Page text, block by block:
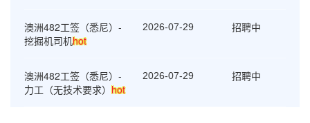
澳洲482工签（悉尼）-
挖掘机司机hot
2026-07-29 招聘中
澳洲482工签（悉尼）-
力工（无技术要求） hot
2026-07-29 招聘中